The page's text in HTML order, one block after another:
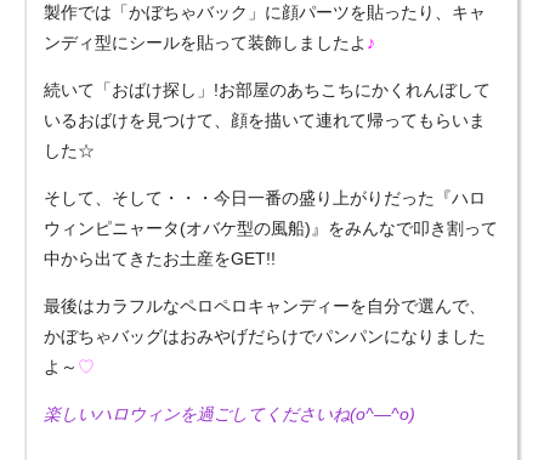
製作では「かぼちゃバック」に顔パーツを貼ったり、キャ
ンディ型にシールを貼って装飾しましたよ ♪
続いて「おばけ探し」!お部屋のあちこちにかくれんぼして
いるおばけを見つけて、顔を描いて連れて帰ってもらいま
した☆
そして、そして・・・今日一番の盛り上がりだった『ハロ
ウィンピニャータ(オバケ型の風船)』をみんなで叩き割って
中から出てきたお土産をGET!!
最後はカラフルなペロペロキャンディーを自分で選んで、
かぼちゃバッグはおみやげだらけでパンパンになりました
よ～ ♡
楽しいハロウィンを過ごしてくださいね(o^―^o)